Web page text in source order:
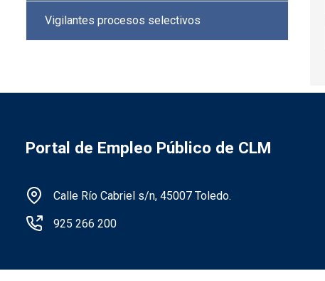
Vigilantes procesos selectivos
Portal de Empleo Público de CLM
Información de la institución
Calle Río Cabriel s/n, 45007 Toledo.
925 266 200